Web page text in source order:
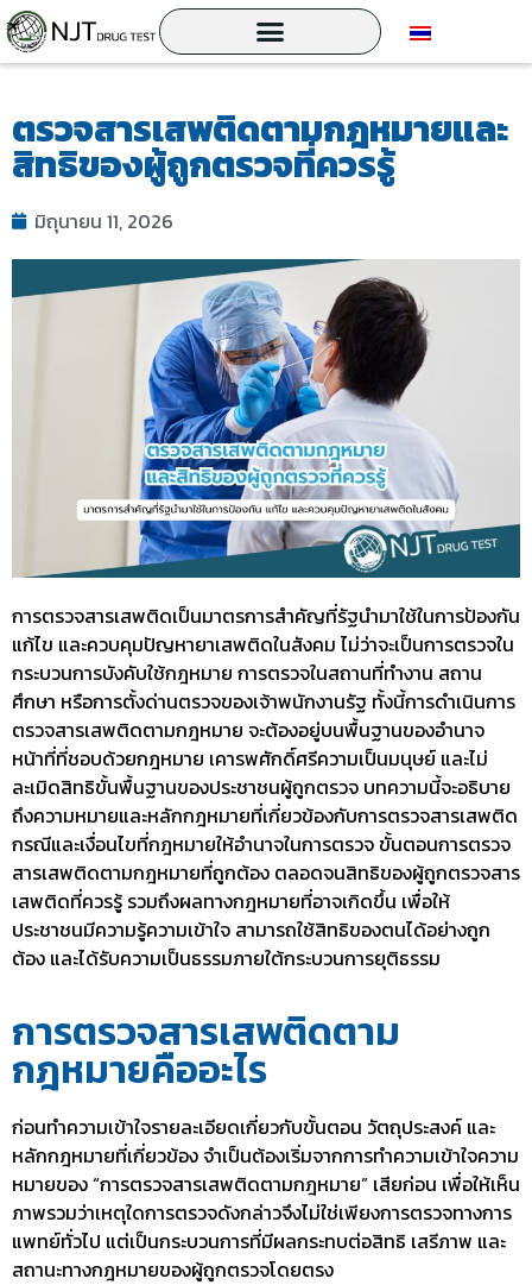
ตรวจสารเสพติดตามกฎหมายและ
สิทธิของผู้ถูกตรวจที่ควรรู้
มิถุนายน 11, 2026
การตรวจสารเสพติดเป็นมาตรการสำคัญที่รัฐนำมาใช้ในการป้องกัน
แก้ไข และควบคุมปัญหายาเสพติดในสังคม ไม่ว่าจะเป็นการตรวจใน
กระบวนการบังคับใช้กฎหมาย การตรวจในสถานที่ทำงาน สถาน
ศึกษา หรือการตั้งด่านตรวจของเจ้าพนักงานรัฐ ทั้งนี้การดำเนินการ
ตรวจสารเสพติดตามกฎหมาย จะต้องอยู่บนพื้นฐานของอำนาจ
หน้าที่ที่ชอบด้วยกฎหมาย เคารพศักดิ์ศรีความเป็นมนุษย์ และไม่
ละเมิดสิทธิขั้นพื้นฐานของประชาชนผู้ถูกตรวจ บทความนี้จะอธิบาย
ถึงความหมายและหลักกฎหมายที่เกี่ยวข้องกับการตรวจสารเสพติด
กรณีและเงื่อนไขที่กฎหมายให้อำนาจในการตรวจ ขั้นตอนการตรวจ
สารเสพติดตามกฎหมายที่ถูกต้อง ตลอดจนสิทธิของผู้ถูกตรวจสาร
เสพติดที่ควรรู้ รวมถึงผลทางกฎหมายที่อาจเกิดขึ้น เพื่อให้
ประชาชนมีความรู้ความเข้าใจ สามารถใช้สิทธิของตนได้อย่างถูก
ต้อง และได้รับความเป็นธรรมภายใต้กระบวนการยุติธรรม
การตรวจสารเสพติดตาม
กฎหมายคืออะไร
ก่อนทำความเข้าใจรายละเอียดเกี่ยวกับขั้นตอน วัตถุประสงค์ และ
หลักกฎหมายที่เกี่ยวข้อง จำเป็นต้องเริ่มจากการทำความเข้าใจความ
หมายของ “การตรวจสารเสพติดตามกฎหมาย” เสียก่อน เพื่อให้เห็น
ภาพรวมว่าเหตุใดการตรวจดังกล่าวจึงไม่ใช่เพียงการตรวจทางการ
แพทย์ทั่วไป แต่เป็นกระบวนการที่มีผลกระทบต่อสิทธิ เสรีภาพ และ
สถานะทางกฎหมายของผู้ถูกตรวจโดยตรง